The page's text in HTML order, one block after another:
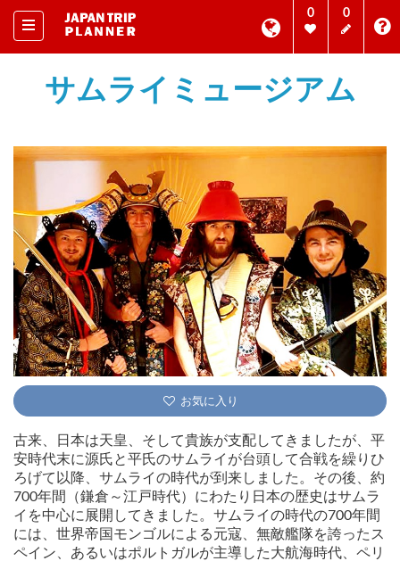
0 0
サムライミュージアム
古来、日本は天皇、そして貴族が支配してきましたが、平
安時代末に源氏と平氏のサムライが台頭して合戦を繰りひ
ろげて以降、サムライの時代が到来しました。その後、約
700年間（鎌倉～江戸時代）にわたり日本の歴史はサムラ
イを中心に展開してきました。サムライの時代の700年間
には、世界帝国モンゴルによる元寇、無敵艦隊を誇ったス
ペイン、あるいはポルトガルが主導した大航海時代、ペリ
お気に入り